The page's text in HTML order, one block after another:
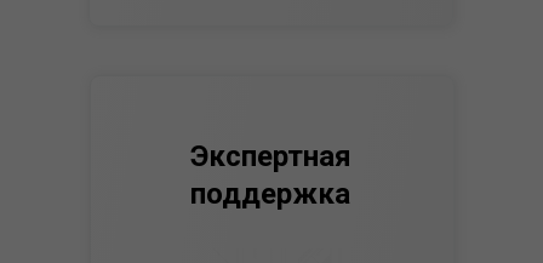
Экспертная
поддержка